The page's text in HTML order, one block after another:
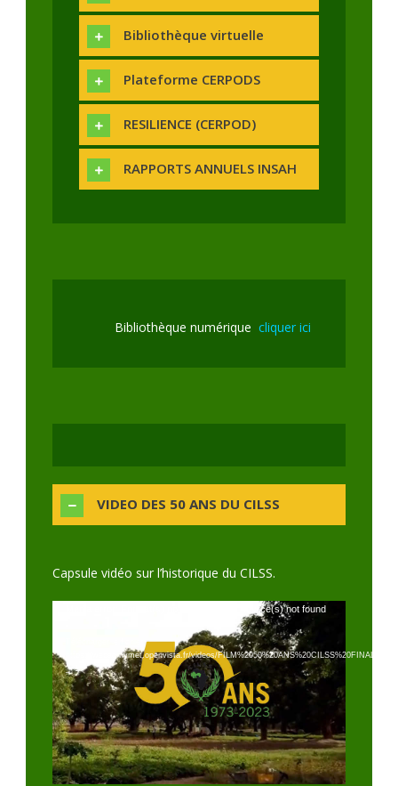
Bibliothèque virtuelle
Plateforme CERPODS
RESILIENCE (CERPOD)
RAPPORTS ANNUELS INSAH
Bibliothèque numérique cliquer ici
VIDEO DES 50 ANS DU CILSS
Capsule vidéo sur l’historique du CILSS.
Media error: Format(s) not supported or source(s) not found
https://webagrhymet.openvista.fr/videos/
_=1